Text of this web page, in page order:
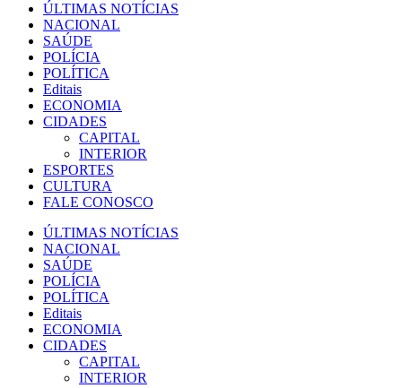
ÚLTIMAS NOTÍCIAS
NACIONAL
SAÚDE
POLÍCIA
POLÍTICA
Editais
ECONOMIA
CIDADES
CAPITAL
INTERIOR
ESPORTES
CULTURA
FALE CONOSCO
ÚLTIMAS NOTÍCIAS
NACIONAL
SAÚDE
POLÍCIA
POLÍTICA
Editais
ECONOMIA
CIDADES
CAPITAL
INTERIOR